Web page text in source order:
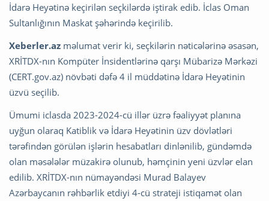
İdarə Heyətinə keçirilən seçkilərdə iştirak edib. İclas Oman
Sultanlığının Maskat şəhərində keçirilib.
Xeberler.az məlumat verir ki, seçkilərin nəticələrinə əsasən,
XRİTDX-nın Kompüter İnsidentlərinə qarşı Mübarizə Mərkəzi
(CERT.gov.az) növbəti dəfə 4 il müddətinə İdarə Heyətinin
üzvü seçilib.
Ümumi iclasda 2023-2024-cü illər üzrə fəaliyyət planına
uyğun olaraq Katiblik və İdarə Heyətinin üzv dövlətləri
tərəfindən görülən işlərin hesabatları dinlənilib, gündəmdə
olan məsələlər müzakirə olunub, həmçinin yeni üzvlər elan
edilib. XRİTDX-nın nümayəndəsi Murad Balayev
Azərbaycanın rəhbərlik etdiyi 4-cü strateji istiqamət olan